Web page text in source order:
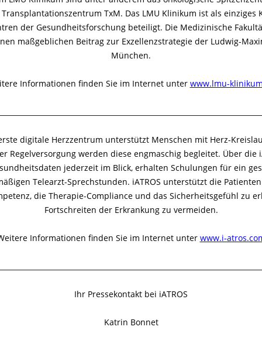
TxM. Das LMU Klinikum ist als einziges
der Gesundheitsforschung beteiligt. Die Medizinische
maßgeblichen Beitrag zur Exzellenzstrategie der Ludwig-
München.
Informationen finden Sie im Internet unter www.lmu-
digitale Herzzentrum unterstützt Menschen mit Herz-
Regelversorgung werden diese engmaschig begleitet. Über die
jederzeit im Blick, erhalten Schulungen für ein
Telearzt-Sprechstunden. iATROS unterstützt die
die Therapie-Compliance und das Sicherheitsgefühl zu
Fortschreiten der Erkrankung zu vermeiden.
Informationen finden Sie im Internet unter www.i-
Ihr Pressekontakt bei iATROS
Katrin Bonnet